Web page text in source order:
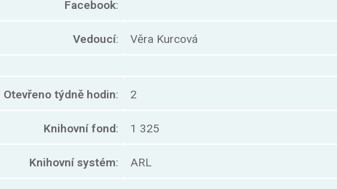
Facebook:
Vedoucí: Věra Kurcová
Otevřeno týdně hodin: 2
Knihovní fond: 1 325
Knihovní systém: ARL